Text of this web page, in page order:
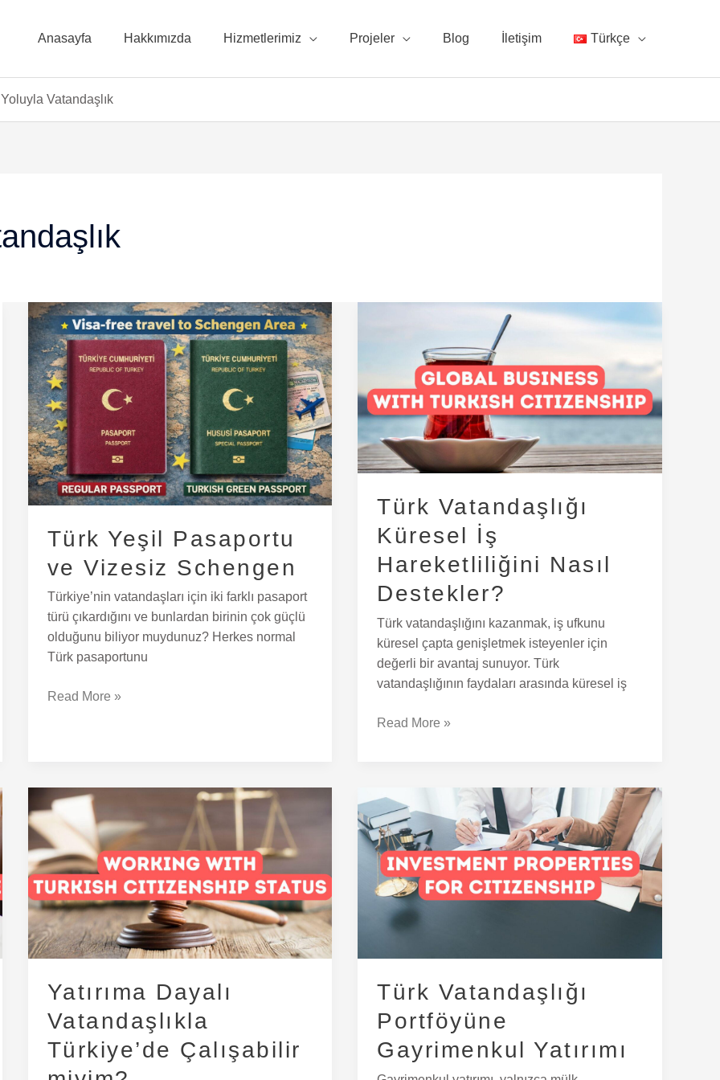
Anasayfa Hakkımızda Hizmetlerimiz Projeler Blog İletişim Türkçe
Yoluyla Vatandaşlık
Türk Yeşil Pasaportu
ve Vizesiz Schengen
Türkiye’nin vatandaşları için iki farklı pasaport
türü çıkardığını ve bunlardan birinin çok güçlü
olduğunu biliyor muydunuz? Herkes normal
Türk pasaportunu
Türk
Yeşil
Pasaportu
ve
Vizesiz
Schengen
Read More »
Türk Vatandaşlığı
Küresel İş
Hareketliliğini Nasıl
Destekler?
Türk vatandaşlığını kazanmak, iş ufkunu
küresel çapta genişletmek isteyenler için
değerli bir avantaj sunuyor. Türk
vatandaşlığının faydaları arasında küresel iş
Vatandaşlığı
Küresel
İş
Hareketliliğini
Destekler?
Read More »
Yatırıma Dayalı
Vatandaşlıkla
Türkiye’de Çalışabilir
Yatırıma
Dayalı
Vatandaşlıkla
Türkiye’de
Çalışabilir
miyim?
Türk Vatandaşlığı
Portföyüne
Gayrimenkul Yatırımı
Türk
Vatandaşlığı
Portföyüne
Gayrimenkul
Yatırımı